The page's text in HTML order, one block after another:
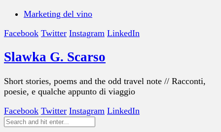
Marketing del vino
Facebook Twitter Instagram LinkedIn
Slawka G. Scarso
Short stories, poems and the odd travel note // Racconti,
poesie, e qualche appunto di viaggio
Facebook Twitter Instagram LinkedIn